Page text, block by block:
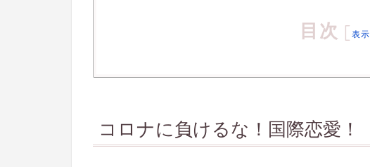
目次 [ 表示
コロナに負けるな！国際恋愛！